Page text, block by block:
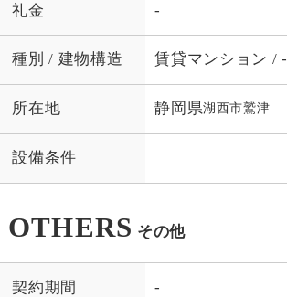
礼金 -
種別 / 建物構造 賃貸マンション / -
所在地 静岡県湖西市鷲津
設備条件
OTHERS その他
契約期間 -